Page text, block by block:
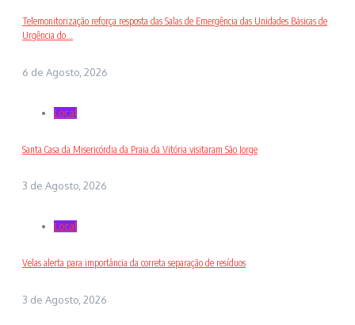
Telemonitorização reforça resposta das Salas de Emergência das Unidades Básicas de
Urgência do...
6 de Agosto, 2026
Local
Santa Casa da Misericórdia da Praia da Vitória visitaram São Jorge
3 de Agosto, 2026
Local
Velas alerta para importância da correta separação de resíduos
3 de Agosto, 2026